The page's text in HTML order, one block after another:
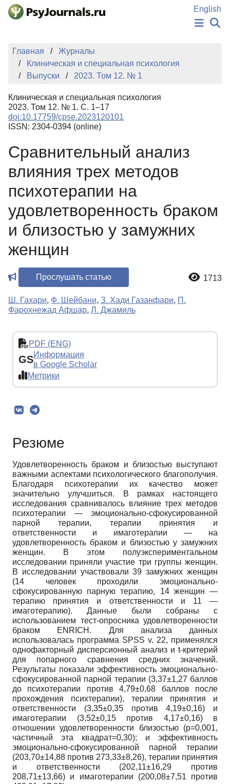
Перейти к основному содержанию
English
НОВОСТИ
АВТОРЫ
КЛЮЧЕВЫЕ СЛОВА
Регистрация
Главная
Журналы
Клиническая и специальная психология
Выпуски
2023. Том 12. № 1
Клиническая и специальная психология
2023. Том 12. № 1. С. 1–17
doi:10.17759/cpse.2023120101
ISSN: 2304-0394 (online)
Сравнительный анализ
влияния трех методов
психотерапии на
удовлетворенность браком
и близостью у замужних
женщин
Прослушать статью 1713
Ш. Гахари, Ф. Шейбани, З. Хади Газанфари, П.
Фарохнежад Афшар, Л. Джамиль
PDF (ENG)
GSИнформация
в Google Scholar
Метрики
Резюме
Удовлетворенность браком и близостью выступают
важными аспектами психологического благополучия.
Благодаря психотерапии их качество может
значительно улучшиться. В рамках настоящего
исследования сравнивалось влияние трех методов
психотерапии — эмоционально-сфокусированной
парной терапии, терапии принятия и
ответственности и имаготерапии — на
удовлетворенность браком и близостью у замужних
женщин. В этом полуэкспериментальном
исследовании приняли участие три группы женщин.
В исследовании участвовали 39 замужних женщин
(14 человек проходили эмоционально-
сфокусированную парную терапию, 14 женщин —
терапию принятия и ответственности и 11 —
имаготерапию). Данные были собраны с
использованием тест-опросника удовлетворенности
браком ENRICH. Для анализа данных
использовалась программа SPSS v. 22, применялся
однофакторный дисперсионный анализ и t-критерий
для попарного сравнения средних значений.
Результаты показали эффективность эмоционально-
сфокусированной парной терапии (3,37±1,27 баллов
до психотерапии против 4,79±0,68 баллов после
прохождения психтерапии), терапии принятия и
ответственности (3,35±0,35 против 4,19±0,16) и
имаготерапии (3,52±0,15 против 4,17±0,16) в
отношении удовлетворенности близостью (p=0,001,
частичный эта квадрат=0,30); и эффективность
эмоционально-сфокусированной парной терапии
(203,70±14,88 против 273,33±8,26), терапии принятия
и ответственности (202,11±16,29 против
208,71±13,66) и имаготерапии (200,08±7,51 против